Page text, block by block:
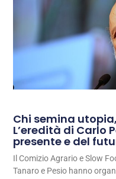
Chi semina
L’eredità di Carlo
presente e del
Il Comizio Agrario e Slow
Tanaro e Pesio hanno